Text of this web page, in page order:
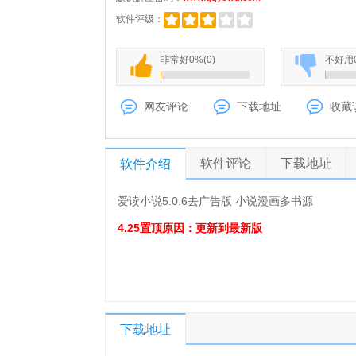
软件评级：
非常好0%(0) 不好用
网友评论 下载地址 收藏
软件介绍 软件评论 下载地址
爱读小说5.0.6去广告版 小说漫画多书源
4.25置顶原因：更新到最新版
下载地址